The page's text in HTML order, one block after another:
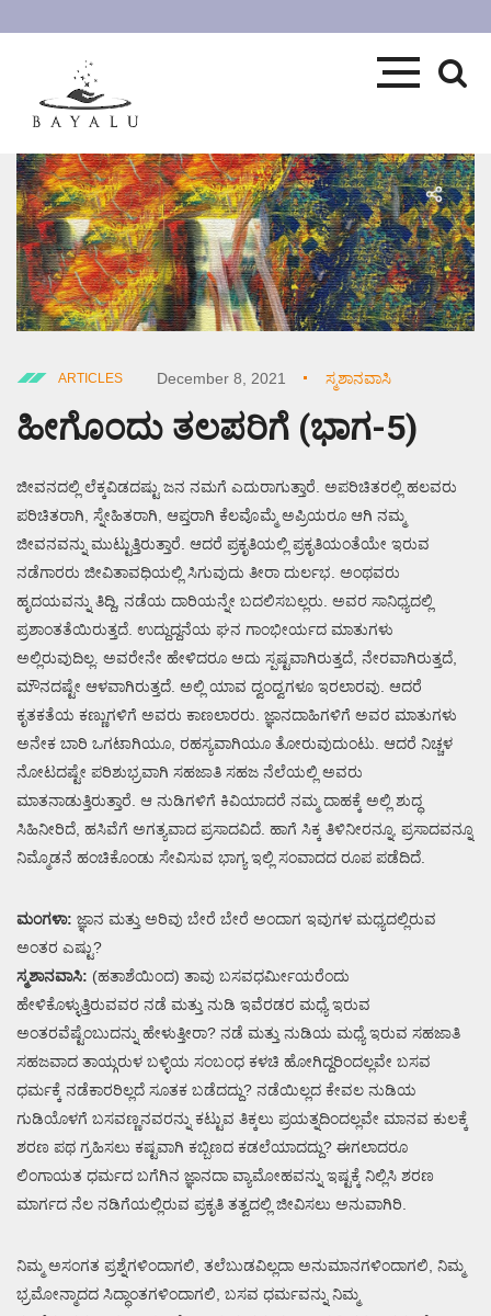
ARTICLES December 8, 2021 ಸ್ಮಶಾನವಾಸಿ
ಹೀಗೊಂದು ತಲಪರಿಗೆ (ಭಾಗ-5)
ಜೀವನದಲ್ಲಿ ಲೆಕ್ಕವಿಡದಷ್ಟು ಜನ ನಮಗೆ ಎದುರಾಗುತ್ತಾರೆ. ಅಪರಿಚಿತರಲ್ಲಿ ಹಲವರು
ಪರಿಚಿತರಾಗಿ, ಸ್ನೇಹಿತರಾಗಿ, ಆಪ್ತರಾಗಿ ಕೆಲವೊಮ್ಮೆ ಅಪ್ರಿಯರೂ ಆಗಿ ನಮ್ಮ
ಜೀವನವನ್ನು ಮುಟ್ಟುತ್ತಿರುತ್ತಾರೆ. ಆದರೆ ಪ್ರಕೃತಿಯಲ್ಲಿ ಪ್ರಕೃತಿಯಂತೆಯೇ ಇರುವ
ನಡೆಗಾರರು ಜೀವಿತಾವಧಿಯಲ್ಲಿ ಸಿಗುವುದು ತೀರಾ ದುರ್ಲಭ. ಅಂಥವರು
ಹೃದಯವನ್ನು ತಿದ್ದಿ, ನಡೆಯ ದಾರಿಯನ್ನೇ ಬದಲಿಸಬಲ್ಲರು. ಅವರ ಸಾನಿಧ್ಯದಲ್ಲಿ
ಪ್ರಶಾಂತತೆಯಿರುತ್ತದೆ. ಉದ್ದುದ್ದನೆಯ ಘನ ಗಾಂಭೀರ್ಯದ ಮಾತುಗಳು
ಅಲ್ಲಿರುವುದಿಲ್ಲ. ಅವರೇನೇ ಹೇಳಿದರೂ ಅದು ಸ್ಪಷ್ಟವಾಗಿರುತ್ತದೆ, ನೇರವಾಗಿರುತ್ತದೆ,
ಮೌನದಷ್ಟೇ ಆಳವಾಗಿರುತ್ತದೆ. ಅಲ್ಲಿ ಯಾವ ದ್ವಂದ್ವಗಳೂ ಇರಲಾರವು. ಆದರೆ
ಕೃತಕತೆಯ ಕಣ್ಣುಗಳಿಗೆ ಅವರು ಕಾಣಲಾರರು. ಜ್ಞಾನದಾಹಿಗಳಿಗೆ ಅವರ ಮಾತುಗಳು
ಅನೇಕ ಬಾರಿ ಒಗಟಾಗಿಯೂ, ರಹಸ್ಯವಾಗಿಯೂ ತೋರುವುದುಂಟು. ಆದರೆ ನಿಚ್ಚಳ
ನೋಟದಷ್ಟೇ ಪರಿಶುಭ್ರವಾಗಿ ಸಹಜಾತಿ ಸಹಜ ನೆಲೆಯಲ್ಲಿ ಅವರು
ಮಾತನಾಡುತ್ತಿರುತ್ತಾರೆ. ಆ ನುಡಿಗಳಿಗೆ ಕಿವಿಯಾದರೆ ನಮ್ಮ ದಾಹಕ್ಕೆ ಅಲ್ಲಿ ಶುದ್ಧ
ಸಿಹಿನೀರಿದೆ, ಹಸಿವೆಗೆ ಅಗತ್ಯವಾದ ಪ್ರಸಾದವಿದೆ. ಹಾಗೆ ಸಿಕ್ಕ ತಿಳಿನೀರನ್ನೂ, ಪ್ರಸಾದವನ್ನೂ
ನಿಮ್ಮೊಡನೆ ಹಂಚಿಕೊಂಡು ಸೇವಿಸುವ ಭಾಗ್ಯ ಇಲ್ಲಿ ಸಂವಾದದ ರೂಪ ಪಡೆದಿದೆ.
ಮಂಗಳಾ: ಜ್ಞಾನ ಮತ್ತು ಅರಿವು ಬೇರೆ ಬೇರೆ ಅಂದಾಗ ಇವುಗಳ ಮಧ್ಯದಲ್ಲಿರುವ
ಅಂತರ ಎಷ್ಟು?
ಸ್ಮಶಾನವಾಸಿ: (ಹತಾಶೆಯಿಂದ) ತಾವು ಬಸವಧರ್ಮೀಯರೆಂದು
ಹೇಳಿಕೊಳ್ಳುತ್ತಿರುವವರ ನಡೆ ಮತ್ತು ನುಡಿ ಇವೆರಡರ ಮಧ್ಯೆ ಇರುವ
ಅಂತರವೆಷ್ಟೆಂಬುದನ್ನು ಹೇಳುತ್ತೀರಾ? ನಡೆ ಮತ್ತು ನುಡಿಯ ಮಧ್ಯೆ ಇರುವ ಸಹಜಾತಿ
ಸಹಜವಾದ ತಾಯ್ಗರುಳ ಬಳ್ಳಿಯ ಸಂಬಂಧ ಕಳಚಿ ಹೋಗಿದ್ದರಿಂದಲ್ಲವೇ ಬಸವ
ಧರ್ಮಕ್ಕೆ ನಡೆಕಾರರಿಲ್ಲದೆ ಸೂತಕ ಬಡೆದದ್ದು? ನಡೆಯಿಲ್ಲದ ಕೇವಲ ನುಡಿಯ
ಗುಡಿಯೊಳಗೆ ಬಸವಣ್ಣನವರನ್ನು ಕಟ್ಟುವ ತಿಕ್ಕಲು ಪ್ರಯತ್ನದಿಂದಲ್ಲವೇ ಮಾನವ ಕುಲಕ್ಕೆ
ಶರಣ ಪಥ ಗ್ರಹಿಸಲು ಕಷ್ಟವಾಗಿ ಕಬ್ಬಿಣದ ಕಡಲೆಯಾದದ್ದು? ಈಗಲಾದರೂ
ಲಿಂಗಾಯತ ಧರ್ಮದ ಬಗೆಗಿನ ಜ್ಞಾನದಾ ವ್ಯಾಮೋಹವನ್ನು ಇಷ್ಟಕ್ಕೆ ನಿಲ್ಲಿಸಿ ಶರಣ
ಮಾರ್ಗದ ನೆಲ ನಡಿಗೆಯಲ್ಲಿರುವ ಪ್ರಕೃತಿ ತತ್ವದಲ್ಲಿ ಜೀವಿಸಲು ಅನುವಾಗಿರಿ.
ನಿಮ್ಮ ಅಸಂಗತ ಪ್ರಶ್ನೆಗಳಿಂದಾಗಲಿ, ತಲೆಬುಡವಿಲ್ಲದಾ ಅನುಮಾನಗಳಿಂದಾಗಲಿ, ನಿಮ್ಮ
ಭ್ರಮೋನ್ಮಾದದ ಸಿದ್ಧಾಂತಗಳಿಂದಾಗಲಿ, ಬಸವ ಧರ್ಮವನ್ನು ನಿಮ್ಮ